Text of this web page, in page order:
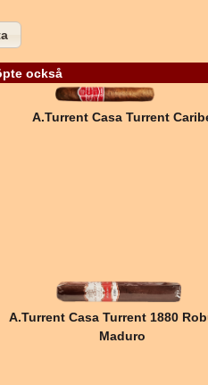
också
A.Turrent Casa Turrent
A.Turrent Casa Turrent 1880
Maduro